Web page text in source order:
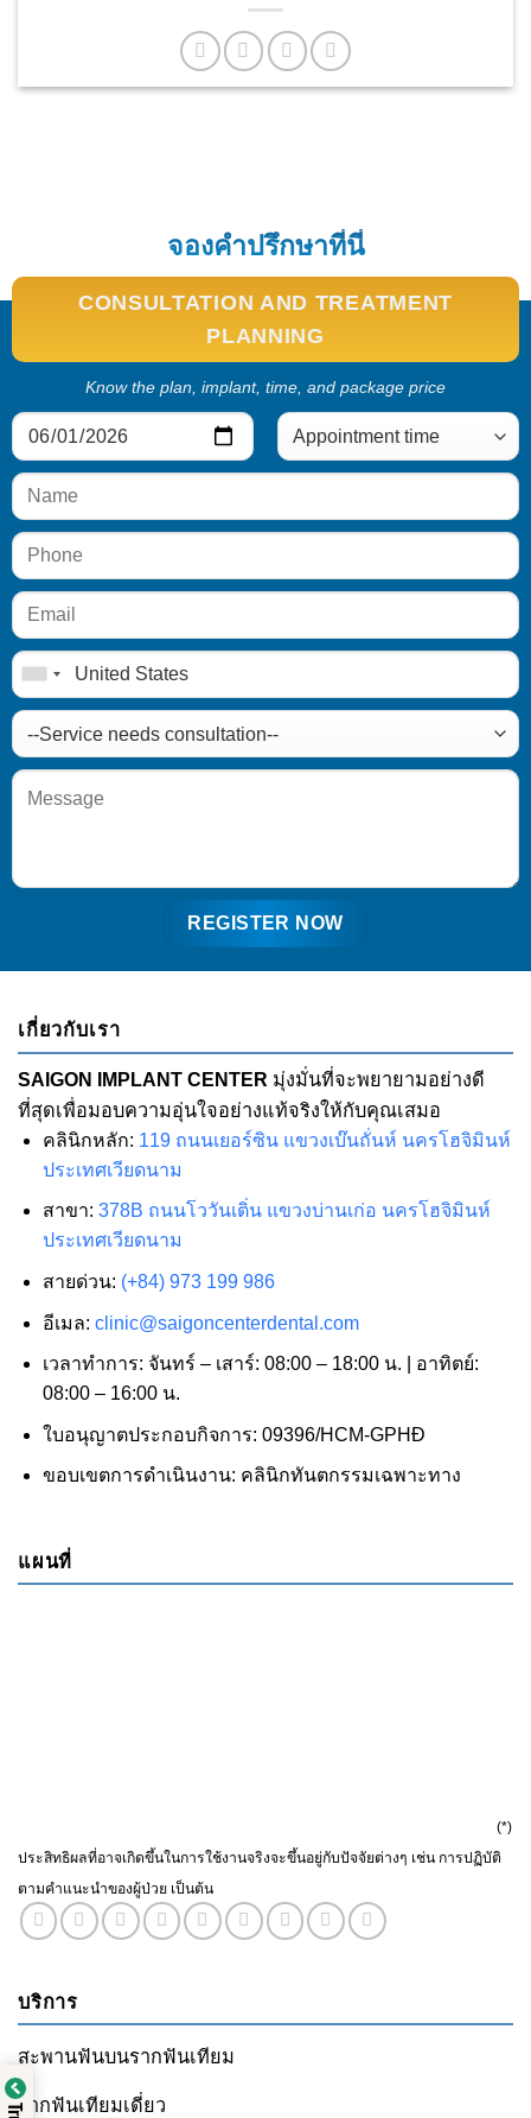
จองคำปรึกษาที่นี่
CONSULTATION AND TREATMENT
PLANNING
Know the plan, implant, time, and package price
เกี่ยวกับเรา
SAIGON IMPLANT CENTER มุ่งมั่นที่จะพยายามอย่างดี
ที่สุดเพื่อมอบความอุ่นใจอย่างแท้จริงให้กับคุณเสมอ
คลินิกหลัก: 119 ถนนเยอร์ซิน แขวงเบ๊นถั่นห์ นครโฮจิมินห์
ประเทศเวียดนาม
สาขา: 378B ถนนโววันเติ่น แขวงบ่านเก่อ นครโฮจิมินห์
ประเทศเวียดนาม
สายด่วน: (+84) 973 199 986
อีเมล: clinic@saigoncenterdental.com
เวลาทำการ: จันทร์ – เสาร์: 08:00 – 18:00 น. | อาทิตย์:
08:00 – 16:00 น.
ใบอนุญาตประกอบกิจการ: 09396/HCM-GPHĐ
ขอบเขตการดำเนินงาน: คลินิกทันตกรรมเฉพาะทาง
แผนที่
(*)
ประสิทธิผลที่อาจเกิดขึ้นในการใช้งานจริงจะขึ้นอยู่กับปัจจัยต่างๆ เช่น การปฏิบัติ
ตามคำแนะนำของผู้ป่วย เป็นต้น
บริการ
สะพานฟันบนรากฟันเทียม
รากฟันเทียมเดี่ยว